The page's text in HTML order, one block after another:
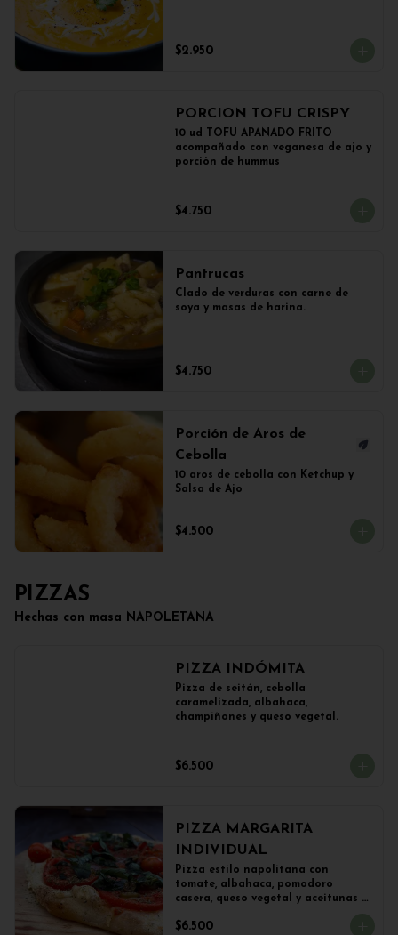
$2.950
PORCION TOFU CRISPY
10 ud TOFU APANADO FRITO
acompañado con veganesa de ajo y
porción de hummus
$4.750
Pantrucas
Clado de verduras con carne de
soya y masas de harina.
$4.750
Porción de Aros de
Cebolla
10 aros de cebolla con Ketchup y
Salsa de Ajo
$4.500
PIZZAS
Hechas con masa NAPOLETANA
PIZZA INDÓMITA
Pizza de seitán, cebolla
caramelizada, albahaca,
champiñones y queso vegetal.
$6.500
PIZZA MARGARITA
INDIVIDUAL
Pizza estilo napolitana con
tomate, albahaca, pomodoro
casera, queso vegetal y aceitunas
$6.500